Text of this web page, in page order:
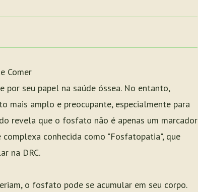
Comer
seu papel na saúde óssea. No entanto,
mais amplo e preocupante, especialmente para
revela que o fosfato não é apenas um marcador
conhecida como "Fosfatopatia", que
na DRC.
o fosfato pode se acumular em seu corpo.